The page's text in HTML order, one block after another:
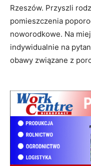
Rzeszów. Przyszli
pomieszczenia
noworodkowe. Na
indywidualnie na
obawy związane z